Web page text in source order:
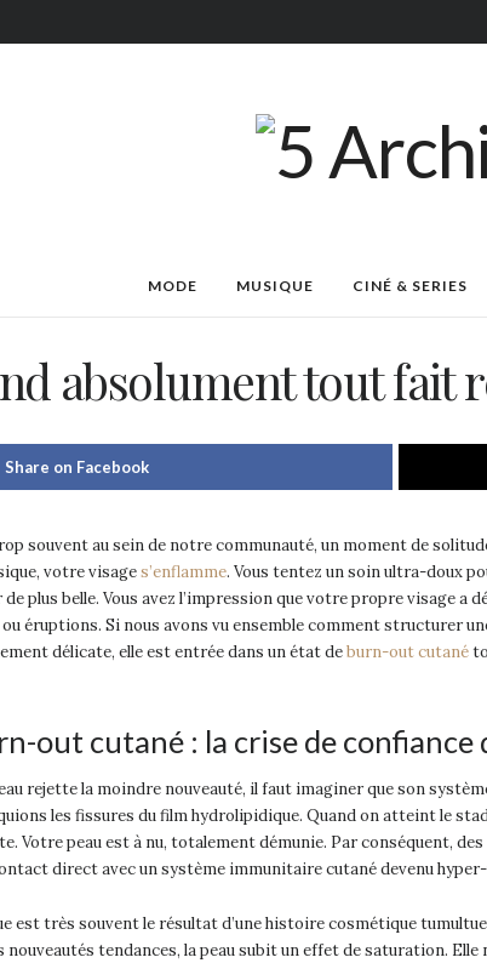
MODE MUSIQUE CINÉ & SERIES
absolument tout fait
Share on Facebook
souvent au sein de notre communauté, un moment de
votre visages’enflamme. Vous tentez un soin ultra-doux
plus belle. Vous avez l’impression que votre propre visage
éruptions. Si nous avons vu ensemble comment structurer
délicate, elle est entrée dans un état deburn-out cutané
out cutané : la crise de confiance
rejette la moindre nouveauté, il faut imaginer que son
les fissures du film hydrolipidique. Quand on atteint le
Votre peau est à nu, totalement démunie. Par conséquent,
direct avec un système immunitaire cutané devenu
est très souvent le résultat d’une histoire cosmétique
tendances, la peau subit un effet de saturation. Elle